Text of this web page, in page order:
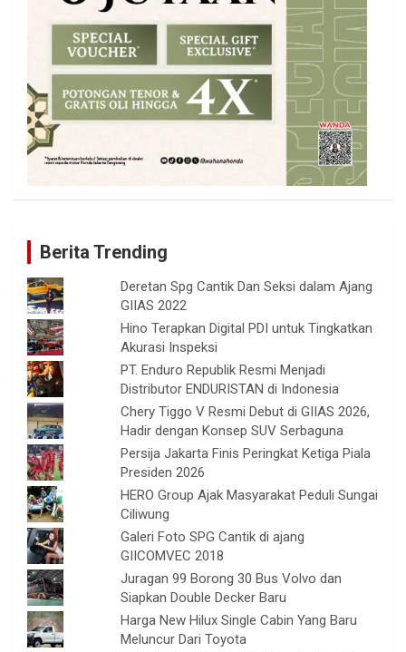
Berita Trending
Deretan Spg Cantik Dan Seksi dalam Ajang
GIIAS 2022
Hino Terapkan Digital PDI untuk Tingkatkan
Akurasi Inspeksi
PT. Enduro Republik Resmi Menjadi
Distributor ENDURISTAN di Indonesia
Chery Tiggo V Resmi Debut di GIIAS 2026,
Hadir dengan Konsep SUV Serbaguna
Persija Jakarta Finis Peringkat Ketiga Piala
Presiden 2026
HERO Group Ajak Masyarakat Peduli Sungai
Ciliwung
Galeri Foto SPG Cantik di ajang
GIICOMVEC 2018
Juragan 99 Borong 30 Bus Volvo dan
Siapkan Double Decker Baru
Harga New Hilux Single Cabin Yang Baru
Meluncur Dari Toyota